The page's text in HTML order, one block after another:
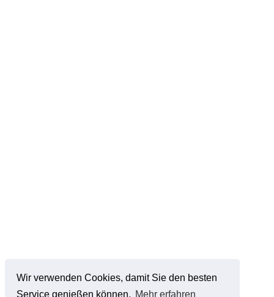
Wir verwenden Cookies, damit Sie den besten
Service genießen können. Mehr erfahren